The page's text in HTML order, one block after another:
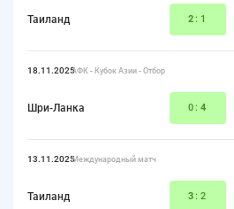
Таиланд 2:1
18.11.2025АФК - Кубок Азии - Отбор
Шри-Ланка 0: 4
13.11.2025Международный матч
Таиланд 3:2